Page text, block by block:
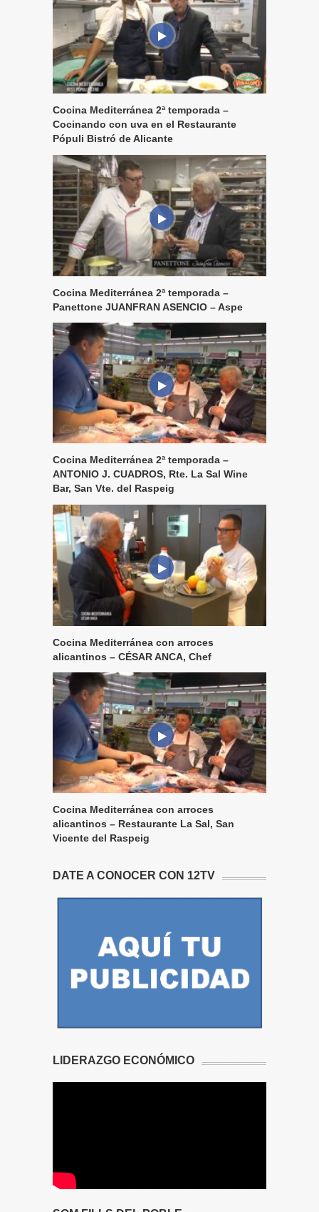
Cocina Mediterránea 2ª temporada –
Cocinando con uva en el Restaurante
Pópuli Bistró de Alicante
Cocina Mediterránea 2ª temporada –
Panettone JUANFRAN ASENCIO – Aspe
Cocina Mediterránea 2ª temporada –
ANTONIO J. CUADROS, Rte. La Sal Wine
Bar, San Vte. del Raspeig
Cocina Mediterránea con arroces
alicantinos – CÉSAR ANCA, Chef
Cocina Mediterránea con arroces
alicantinos – Restaurante La Sal, San
Vicente del Raspeig
DATE A CONOCER CON 12TV
LIDERAZGO ECONÓMICO